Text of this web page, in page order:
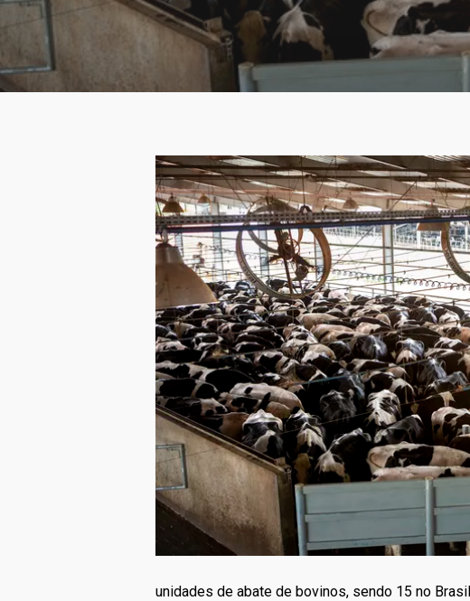
unidades de abate de bovinos, sendo 15 no